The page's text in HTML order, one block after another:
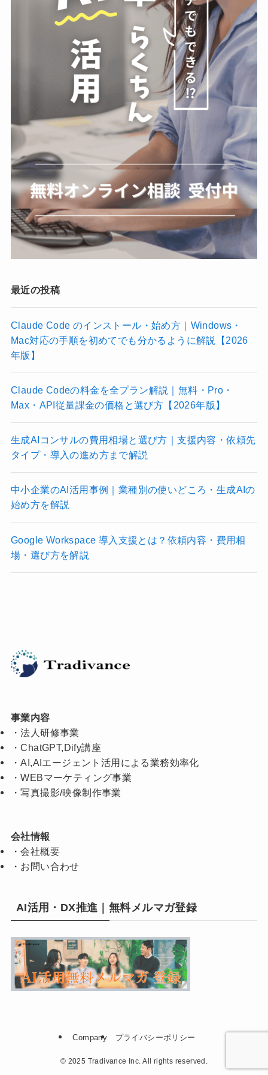
最近の投稿
Claude Code のインストール・始め方｜Windows・
Mac対応の手順を初めてでも分かるように解説【2026
年版】
Claude Codeの料金を全プラン解説｜無料・Pro・
Max・API従量課金の価格と選び方【2026年版】
生成AIコンサルの費用相場と選び方｜支援内容・依頼先
タイプ・導入の進め方まで解説
中小企業のAI活用事例｜業種別の使いどころ・生成AIの
始め方を解説
Google Workspace 導入支援とは？依頼内容・費用相
場・選び方を解説
事業内容
・法人研修事業
・ChatGPT,Dify講座
・AI,AIエージェント活用による業務効率化
・WEBマーケティング事業
・写真撮影/映像制作事業
会社情報
・会社概要
・ お問い合わせ
AI活用・DX推進｜無料メルマガ登録
Company プライバシーポリシー
© 2025 Tradivance Inc. All rights reserved.